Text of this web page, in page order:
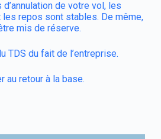
d’annulation de votre vol, les
repos sont stables. De même,
mis de réserve.
TDS du fait de l’entreprise.
au retour à la base.